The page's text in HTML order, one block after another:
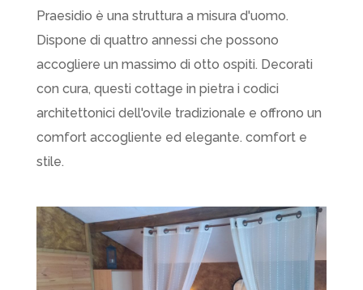
Praesidio è una struttura a misura d'uomo.
Dispone di quattro annessi che possono
accogliere un massimo di otto ospiti. Decorati
con cura, questi cottage in pietra i codici
architettonici dell'ovile tradizionale e offrono un
comfort accogliente ed elegante. comfort e
stile.